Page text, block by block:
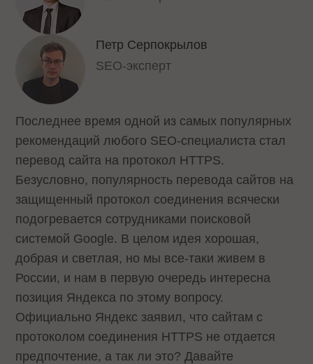
Петр Серпокрылов
SEO-эксперт
Последнее время одной из самых популярных
рекомендаций любого SEO-специалиста стал
перевод сайта на протокол HTTPS.
Безусловно, популярность перевода сайтов на
защищенный протокол соединения всячески
подогревается сотрудниками поисковой
системой Google. В целом идея хорошая,
добрая и светлая, но мы все-таки живем в
России, и нам в первую очередь интересна
позиция Яндекса по этому вопросу.
Официально Яндекс заявил, что сайтам с
протоколом соединения HTTPS не отдается
предпочтение, а так ли это? Давайте